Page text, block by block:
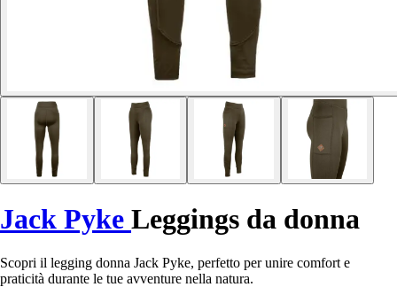
Jack Pyke Leggings da donna
Scopri il legging donna Jack Pyke, perfetto per unire comfort e
praticità durante le tue avventure nella natura.